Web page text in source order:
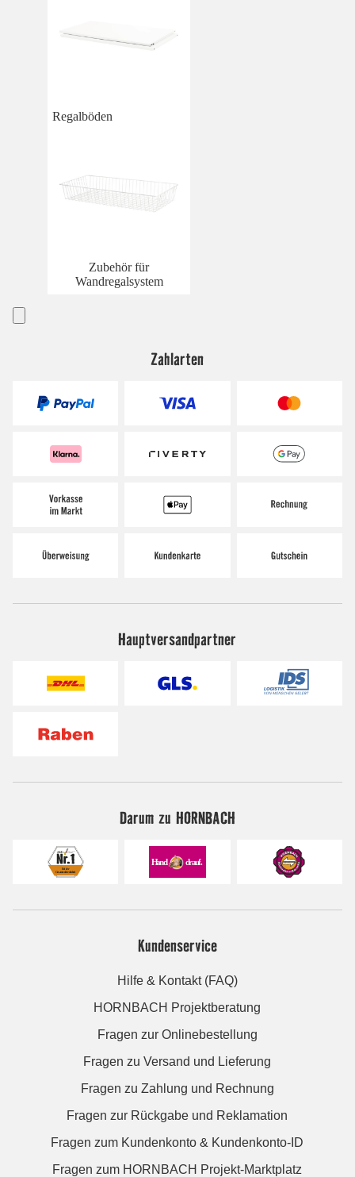
Regalböden
Zubehör für
Wandregalsystem
Zahlarten
Hauptversandpartner
Darum zu HORNBACH
Kundenservice
Hilfe & Kontakt (FAQ)
HORNBACH Projektberatung
Fragen zur Onlinebestellung
Fragen zu Versand und Lieferung
Fragen zu Zahlung und Rechnung
Fragen zur Rückgabe und Reklamation
Fragen zum Kundenkonto & Kundenkonto-ID
Fragen zum HORNBACH Projekt-Marktplatz